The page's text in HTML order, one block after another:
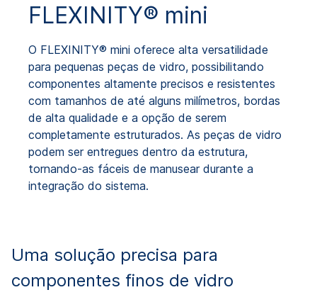
FLEXINITY® mini
O FLEXINITY® mini oferece alta versatilidade
para pequenas peças de vidro, possibilitando
componentes altamente precisos e resistentes
com tamanhos de até alguns milímetros, bordas
de alta qualidade e a opção de serem
completamente estruturados. As peças de vidro
podem ser entregues dentro da estrutura,
tornando-as fáceis de manusear durante a
integração do sistema.
Uma solução precisa para
componentes finos de vidro